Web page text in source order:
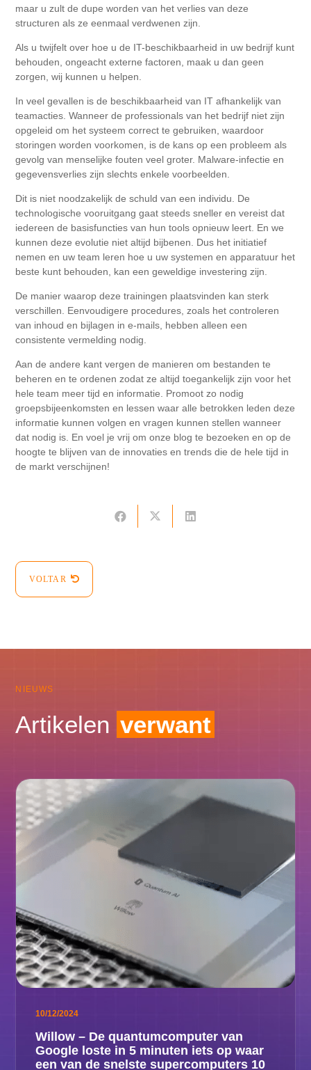
maar u zult de dupe worden van het verlies van deze
structuren als ze eenmaal verdwenen zijn.
Als u twijfelt over hoe u de IT-beschikbaarheid in uw bedrijf kunt
behouden, ongeacht externe factoren, maak u dan geen
zorgen, wij kunnen u helpen.
In veel gevallen is de beschikbaarheid van IT afhankelijk van
teamacties. Wanneer de professionals van het bedrijf niet zijn
opgeleid om het systeem correct te gebruiken, waardoor
storingen worden voorkomen, is de kans op een probleem als
gevolg van menselijke fouten veel groter. Malware-infectie en
gegevensverlies zijn slechts enkele voorbeelden.
Dit is niet noodzakelijk de schuld van een individu. De
technologische vooruitgang gaat steeds sneller en vereist dat
iedereen de basisfuncties van hun tools opnieuw leert. En we
kunnen deze evolutie niet altijd bijbenen. Dus het initiatief
nemen en uw team leren hoe u uw systemen en apparatuur het
beste kunt behouden, kan een geweldige investering zijn.
De manier waarop deze trainingen plaatsvinden kan sterk
verschillen. Eenvoudigere procedures, zoals het controleren
van inhoud en bijlagen in e-mails, hebben alleen een
consistente vermelding nodig.
Aan de andere kant vergen de manieren om bestanden te
beheren en te ordenen zodat ze altijd toegankelijk zijn voor het
hele team meer tijd en informatie. Promoot zo nodig
groepsbijeenkomsten en lessen waar alle betrokken leden deze
informatie kunnen volgen en vragen kunnen stellen wanneer
dat nodig is. En voel je vrij om onze blog te bezoeken en op de
hoogte te blijven van de innovaties en trends die de hele tijd in
de markt verschijnen!
VOLTAR
NIEUWS
Artikelen verwant
10/12/2024
Willow – De quantumcomputer van
Google loste in 5 minuten iets op waar
een van de snelste supercomputers 10